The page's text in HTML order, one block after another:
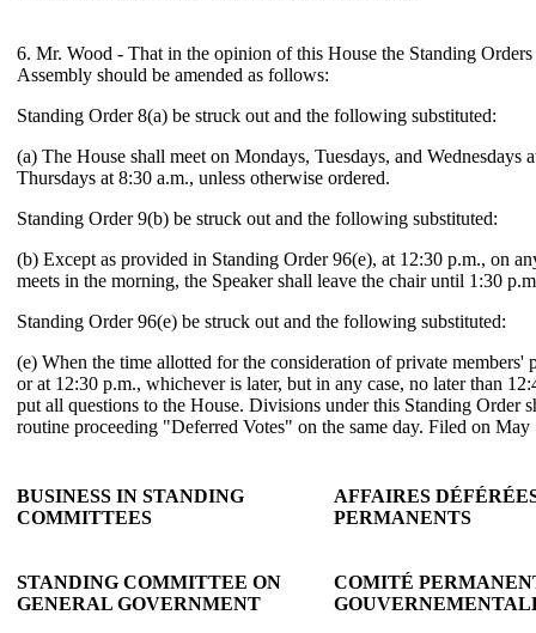
6. Mr. Wood - That in the opinion of this House the Standing
Assembly should be amended as follows:
Standing Order 8(a) be struck out and the following substituted:
(a) The House shall meet on Mondays, Tuesdays, and Wednesdays
Thursdays at 8:30 a.m., unless otherwise ordered.
Standing Order 9(b) be struck out and the following substituted:
(b) Except as provided in Standing Order 96(e), at 12:30 p.m., on
meets in the morning, the Speaker shall leave the chair until 1:30
Standing Order 96(e) be struck out and the following substituted:
(e) When the time allotted for the consideration of private members'
or at 12:30 p.m., whichever is later, but in any case, no later than
put all questions to the House. Divisions under this Standing Order
routine proceeding "Deferred Votes" on the same day. Filed on May
BUSINESS IN STANDING
COMMITTEES
AFFAIRES
PERMANENTS
STANDING COMMITTEE ON
GENERAL GOVERNMENT
COMITÉ